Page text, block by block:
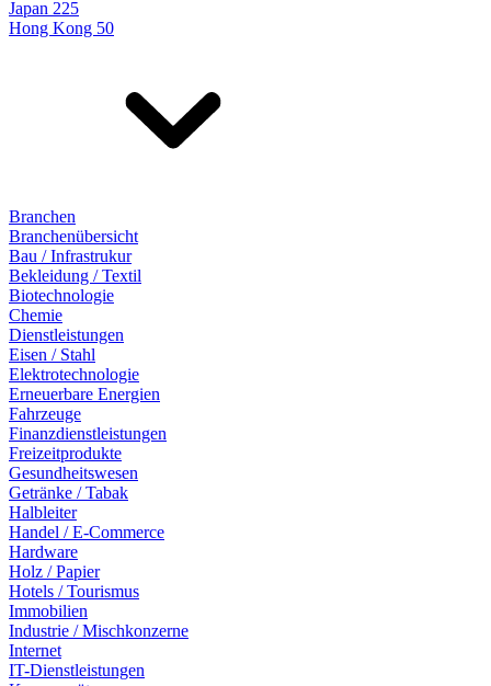
Japan 225
Hong Kong 50
Branchen
Branchenübersicht
Bau / Infrastrukur
Bekleidung / Textil
Biotechnologie
Chemie
Dienstleistungen
Eisen / Stahl
Elektrotechnologie
Erneuerbare Energien
Fahrzeuge
Finanzdienstleistungen
Freizeitprodukte
Gesundheitswesen
Getränke / Tabak
Halbleiter
Handel / E-Commerce
Hardware
Holz / Papier
Hotels / Tourismus
Immobilien
Industrie / Mischkonzerne
Internet
IT-Dienstleistungen